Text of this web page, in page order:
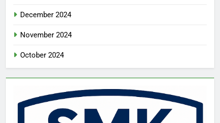
December 2024
November 2024
October 2024